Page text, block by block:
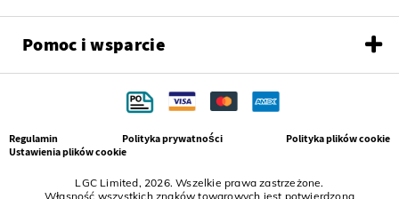
Pomoc i wsparcie
LGC Limited, 2026. Wszelkie prawa zastrzeżone.
Własność wszystkich znaków towarowych jest potwierdzona
Regulamin Polityka prywatności
Polityka plików cookie
Ustawienia plików cookie